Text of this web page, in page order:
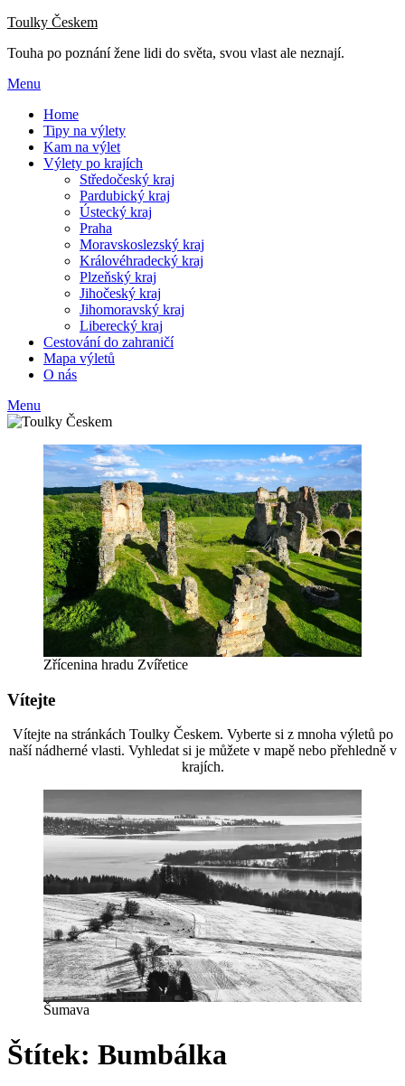
Přejdi
obsah
Toulky Českem
Touha po poznání žene lidi do světa, svou vlast ale neznají.
Menu
Home
Tipy na výlety
Kam na výlet
Výlety po krajích
Středočeský kraj
Pardubický kraj
Ústecký kraj
Praha
Moravskoslezský kraj
Královéhradecký kraj
Plzeňský kraj
Jihočeský kraj
Jihomoravský kraj
Liberecký kraj
Cestování do zahraničí
Mapa výletů
O nás
Menu
Zřícenina hradu Zvířetice
Vítejte
Vítejte na stránkách Toulky Českem. Vyberte si z mnoha výletů po
naší nádherné vlasti. Vyhledat si je můžete v mapě nebo přehledně v
krajích.
Šumava
Štítek: Bumbálka